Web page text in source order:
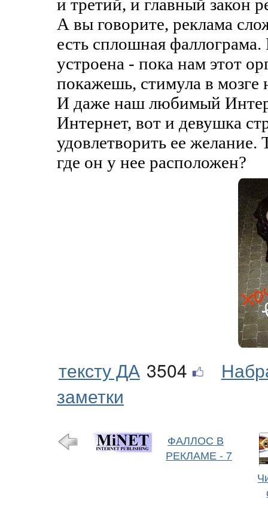
и третий, и главный закон
А вы говорите, реклама
есть сплошная
устроена - пока нам этот
покажешь, стимула в мозге
И даже наш любимый
Интернет, вот и девушка
удовлетворить ее желание.
где он у нее расположен?
тексту ДА 3504
заметки
ФАЛЛОС В
РЕКЛАМЕ - 7